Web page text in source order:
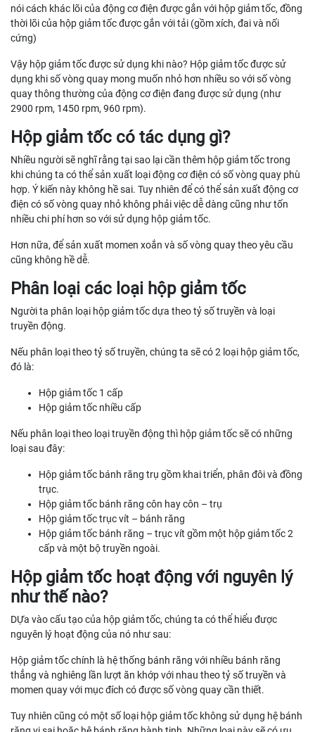
nói cách khác lõi của động cơ điện được gắn với hộp giảm tốc, đồng
thời lõi của hộp giảm tốc được gắn với tải (gồm xích, đai và nối
cứng)
Vậy hộp giảm tốc được sử dụng khi nào? Hộp giảm tốc được sử
dụng khi số vòng quay mong muốn nhỏ hơn nhiều so với số vòng
quay thông thường của động cơ điện đang được sử dụng (như
2900 rpm, 1450 rpm, 960 rpm).
Hộp giảm tốc có tác dụng gì?
Nhiều người sẽ nghĩ rằng tại sao lại cần thêm hộp giảm tốc trong
khi chúng ta có thể sản xuất loại động cơ điện có số vòng quay phù
hợp. Ý kiến này không hề sai. Tuy nhiên để có thể sản xuất động cơ
điện có số vòng quay nhỏ không phải việc dễ dàng cũng như tốn
nhiều chi phí hơn so với sử dụng hộp giảm tốc.
Hơn nữa, để sản xuất momen xoắn và số vòng quay theo yêu cầu
cũng không hề dễ.
Phân loại các loại hộp giảm tốc
Người ta phân loại hộp giảm tốc dựa theo tỷ số truyền và loại
truyền động.
Nếu phân loại theo tỷ số truyền, chúng ta sẽ có 2 loại hộp giảm tốc,
đó là:
Hộp giảm tốc 1 cấp
Hộp giảm tốc nhiều cấp
Nếu phân loại theo loại truyền động thì hộp giảm tốc sẽ có những
loại sau đây:
Hộp giảm tốc bánh răng trụ gồm khai triển, phân đôi và đồng
trục.
Hộp giảm tốc bánh răng côn hay côn – trụ
Hộp giảm tốc trục vít – bánh răng
Hộp giảm tốc bánh răng – trục vít gồm một hộp giảm tốc 2
cấp và một bộ truyền ngoài.
Hộp giảm tốc hoạt động với nguyên lý
như thế nào?
DỰa vào cấu tạo của hộp giảm tốc, chúng ta có thể hiểu được
nguyên lý hoạt động của nó như sau:
Hộp giảm tốc chính là hệ thống bánh răng với nhiều bánh răng
thẳng và nghiêng lần lượt ăn khớp với nhau theo tỷ số truyền và
momen quay với mục đích có được số vòng quay cần thiết.
Tuy nhiên cũng có một số loại hộp giảm tốc không sử dụng hệ bánh